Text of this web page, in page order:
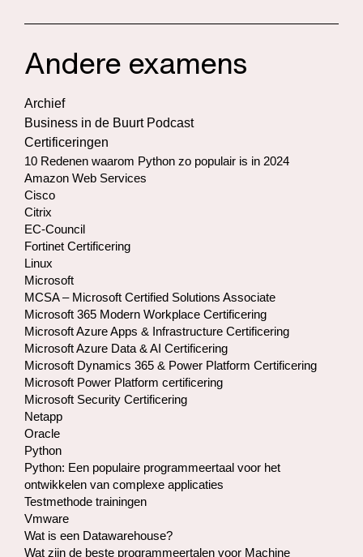
Andere examens
Archief
Business in de Buurt Podcast
Certificeringen
10 Redenen waarom Python zo populair is in 2024
Amazon Web Services
Cisco
Citrix
EC-Council
Fortinet Certificering
Linux
Microsoft
MCSA – Microsoft Certified Solutions Associate
Microsoft 365 Modern Workplace Certificering
Microsoft Azure Apps & Infrastructure Certificering
Microsoft Azure Data & AI Certificering
Microsoft Dynamics 365 & Power Platform Certificering
Microsoft Power Platform certificering
Microsoft Security Certificering
Netapp
Oracle
Python
Python: Een populaire programmeertaal voor het
ontwikkelen van complexe applicaties
Testmethode trainingen
Vmware
Wat is een Datawarehouse?
Wat zijn de beste programmeertalen voor Machine